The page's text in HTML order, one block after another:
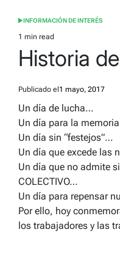
POSTED
IN
INFORMACIÓN DE INTERÉS
Estimated
read
1 min read
Historia
Publicado el 1 mayo, 2017
Un día de lucha…
Un día para la
Un día sin “festejos”…
Un día que excede las
Un día que no admite
COLECTIVO…
Un día para repensar
Por ello, hoy
los trabajadores y las